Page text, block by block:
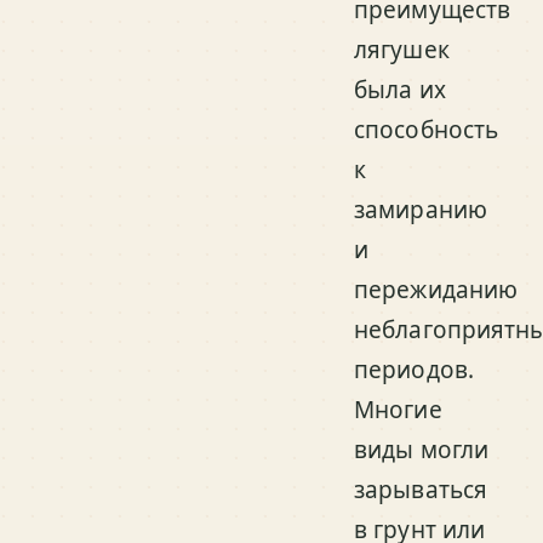
преимуществ
лягушек
была их
способность
к
замиранию
и
пережиданию
периодов.
Многие
виды могли
зарываться
в грунт или